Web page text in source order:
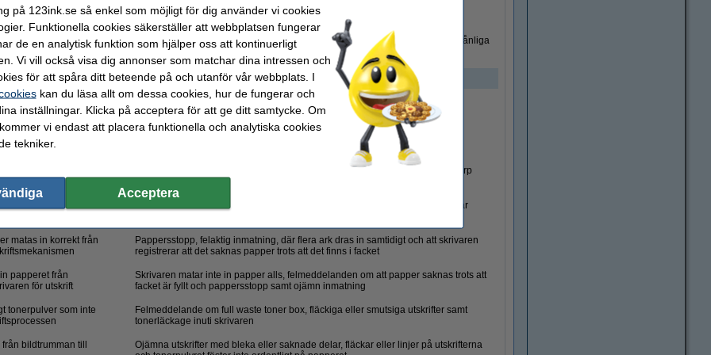
eller andra komponenter i din skrivare. Som tur är kan du enkelt beställa alla dessa delar hos oss till förmånliga
När bytet bör ske
trummorna till papperet Bleka utskrifter, ojämn färgfördelning eller ränder
papperet genom en
och tryck
på bildtrumman
Bleka och ojämna utskrifter, tomma ränder eller fläckar på pappret samt oskarp
eller förvrängd text och bild
innan pulvret överförs
Svaga eller ojämna utskrifter, svarta linjer eller fläckar och missade partier där
matas in korrekt från
Pappersstopp, felaktig inmatning, där flera ark dras in samtidigt och att skrivaren
registrerar att det saknas papper trots att det finns i facket
papperet från
för utskrift
Skrivaren matar inte in papper alls, felmeddelanden om att papper saknas trots att
facket är fyllt och pappersstopp samt ojämn inmatning
tonerpulver som inte
Felmeddelande om full waste toner box, fläckiga eller smutsiga utskrifter samt
tonerläckage inuti skrivaren
bildtrumman till
Ojämna utskrifter med bleka eller saknade delar, fläckar eller linjer på utskrifterna
på 123ink.se så enkel som möjligt för dig använder vi cookies
Funktionella cookies säkerställer att webbplatsen fungerar
de en analytisk funktion som hjälper oss att kontinuerligt
Vi vill också visa dig annonser som matchar dina intressen och
för att spåra ditt beteende på och utanför vår webbplats. I
kan du läsa allt om dessa cookies, hur de fungerar och
inställningar. Klicka på acceptera för att ge ditt samtycke. Om
vi endast att placera funktionella och analytiska cookies
tekniker.
Acceptera